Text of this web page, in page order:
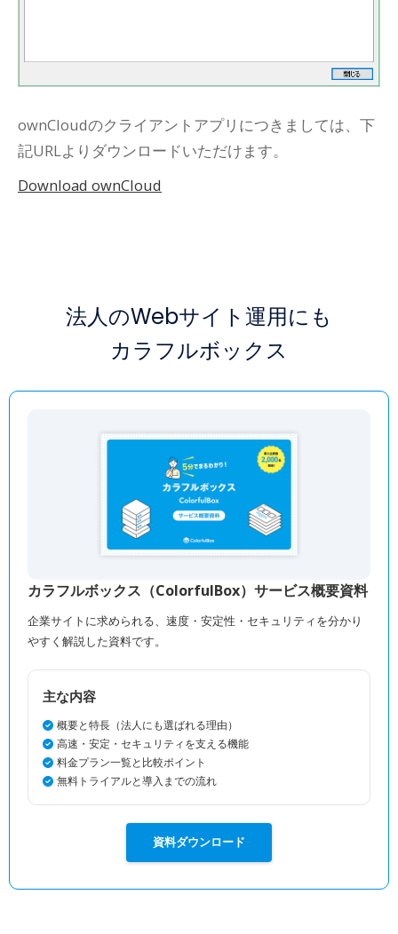
ownCloudのクライアントアプリにつきましては、下
記URLよりダウンロードいただけます。
Download ownCloud
法人のWebサイト運用にも
カラフルボックス
カラフルボックス（ColorfulBox）サービス概要資料
企業サイトに求められる、速度・安定性・セキュリティを分かり
やすく解説した資料です。
主な内容
概要と特長（法人にも選ばれる理由）
高速・安定・セキュリティを支える機能
料金プラン一覧と比較ポイント
無料トライアルと導入までの流れ
資料ダウンロード